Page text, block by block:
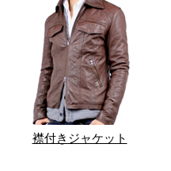
襟付きジャケット